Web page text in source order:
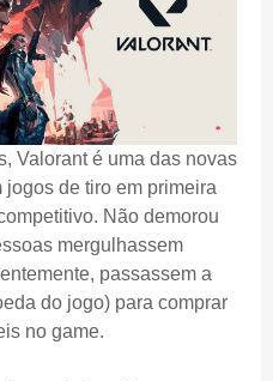
Valorant é uma das novas
de tiro em primeira
Não demorou
mergulhassem
passassem a
do jogo) para comprar
no game.